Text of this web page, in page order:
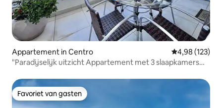
Appartement in Centro Gemiddelde
4,98 (123)
"Paradijselijk uitzicht Appartement met 3 slaapkamers
Favoriet van gasten
Favoriet van gasten